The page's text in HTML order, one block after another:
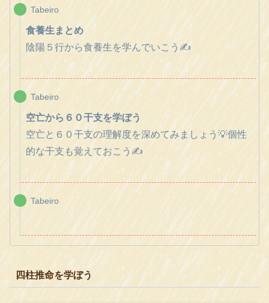
Tabeiro
食養生まとめ
陰陽５行から食養生を学んでいこう✍️
Tabeiro
空亡から６０干支を学ぼう
空亡と６０干支の理解度を深めてみましょう💡個性
的な干支も覚えておこう✍️
Tabeiro
四柱推命を学ぼう